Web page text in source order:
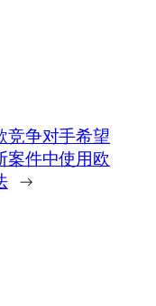
竞争对手希望
案件中使用欧
→